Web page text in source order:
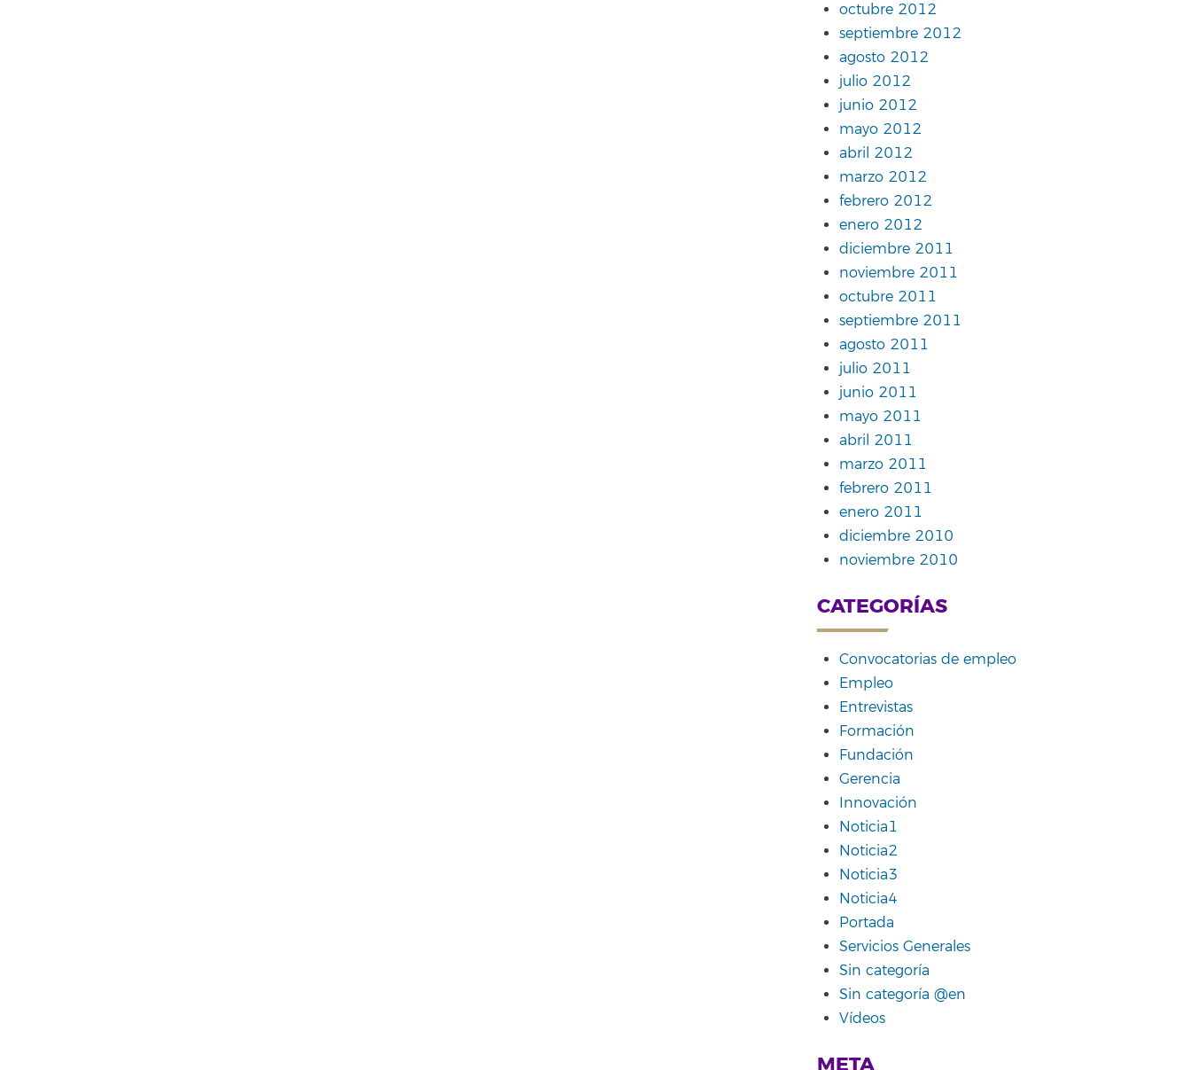
octubre 2012
septiembre 2012
agosto 2012
julio 2012
junio 2012
mayo 2012
abril 2012
marzo 2012
febrero 2012
enero 2012
diciembre 2011
noviembre 2011
octubre 2011
septiembre 2011
agosto 2011
julio 2011
junio 2011
mayo 2011
abril 2011
marzo 2011
febrero 2011
enero 2011
diciembre 2010
noviembre 2010
CATEGORÍAS
Convocatorias de empleo
Empleo
Entrevistas
Formación
Fundación
Gerencia
Innovación
Noticia1
Noticia2
Noticia3
Noticia4
Portada
Servicios Generales
Sin categoría
Sin categoría @en
Vídeos
META